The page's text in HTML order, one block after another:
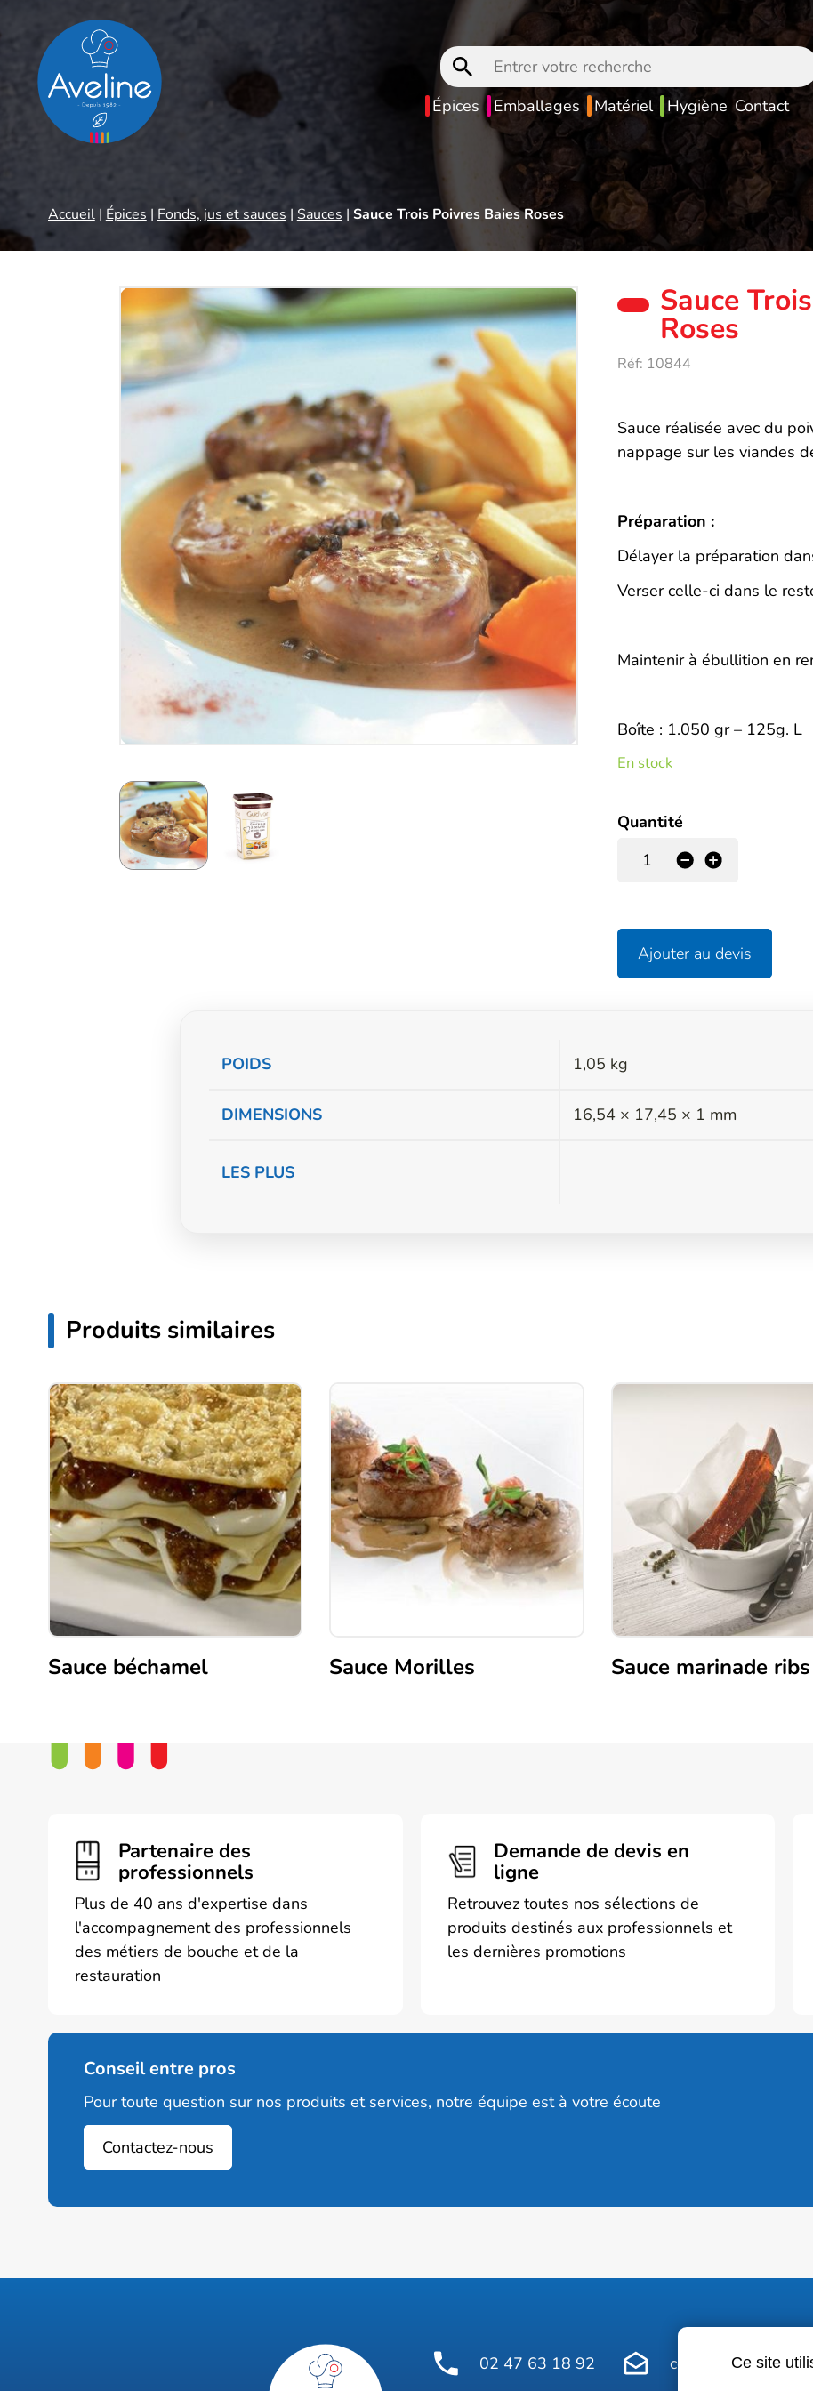
Entrer
votre
recherche
Épices Emballages Matériel Hygiène Contact
Accueil| Épices | Fonds, jus et sauces | Sauces | Sauce Trois Poivres Baies Roses
Sauce
Roses
Réf: 10844
Description
Sauce réalisée avec du
nappage sur les viandes
Préparation :
Délayer la préparation
Verser celle-ci dans le
Maintenir à ébullition en
Boîte : 1.050 gr – 125g. L
En stock
Quantité
+
-
Ajouter au devis
Informations
POIDS 1,05 kg
DIMENSIONS 16,54 × 17,45 × 1 mm
LES PLUS
Produits similaires
Sauce béchamel Sauce Morilles Sauce marinade ribs
Partenaire des
professionnels
Plus de 40 ans d'expertise dans
l'accompagnement des professionnels
des métiers de bouche et de la
restauration
Demande de devis en
ligne
Retrouvez toutes nos sélections de
produits destinés aux professionnels et
les dernières promotions
Conseil entre pros
Pour toute question sur nos produits et services, notre équipe est à votre écoute
Contactez-nous
02 47 63 18 92
Panneau de gestion des cookies
Ce site